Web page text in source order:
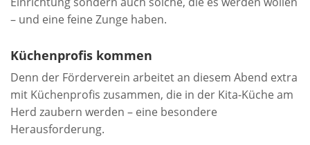
– und eine feine Zunge haben.
Küchenprofis kommen
Denn der Förderverein arbeitet an diesem Abend extra
mit Küchenprofis zusammen, die in der Kita-Küche am
Herd zaubern werden – eine besondere
Herausforderung.